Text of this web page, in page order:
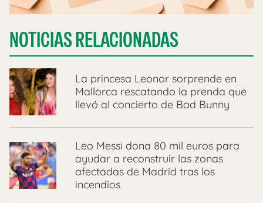
NOTICIAS RELACIONADAS
La princesa Leonor sorprende en
Mallorca rescatando la prenda que
llevó al concierto de Bad Bunny
Leo Messi dona 80 mil euros para
ayudar a reconstruir las zonas
afectadas de Madrid tras los
incendios